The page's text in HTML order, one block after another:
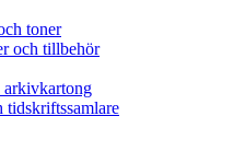
toner
och tillbehör
tidskriftssamlare